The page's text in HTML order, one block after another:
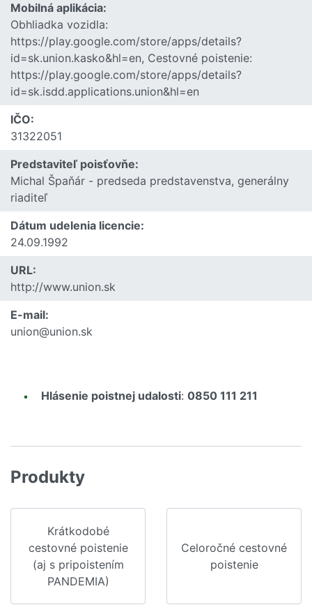
Mobilná aplikácia:
Obhliadka vozidla:
https://play.google.com/store/apps/details?
id=sk.union.kasko&hl=en, Cestovné poistenie:
https://play.google.com/store/apps/details?
id=sk.isdd.applications.union&hl=en
IČO:
31322051
Predstaviteľ poisťovňe:
Michal Špaňár - predseda predstavenstva, generálny
riaditeľ
Dátum udelenia licencie:
24.09.1992
URL:
http://www.union.sk
E-mail:
union@union.sk
Hlásenie poistnej udalosti: 0850 111 211
Produkty
Krátkodobé
cestovné poistenie
(aj s pripoistením
PANDEMIA)
Celoročné cestovné
poistenie